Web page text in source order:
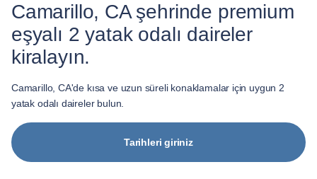
Camarillo, CA şehrinde premium
eşyalı 2 yatak odalı daireler
kiralayın.
Camarillo, CA'de kısa ve uzun süreli konaklamalar için uygun 2
yatak odalı daireler bulun.
Tarihleri giriniz